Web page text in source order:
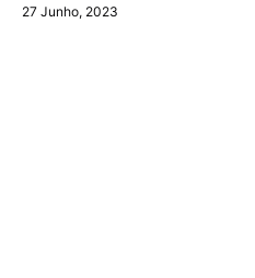
27 Junho, 2023